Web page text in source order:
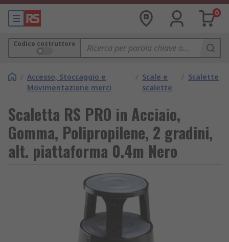
0
Codice costruttore
/ Accesso, Stoccaggio e
Movimentazione merci
/ Scale e
scalette
/ Scalette
Scaletta RS PRO in Acciaio,
Gomma, Polipropilene, 2 gradini,
alt. piattaforma 0.4m Nero